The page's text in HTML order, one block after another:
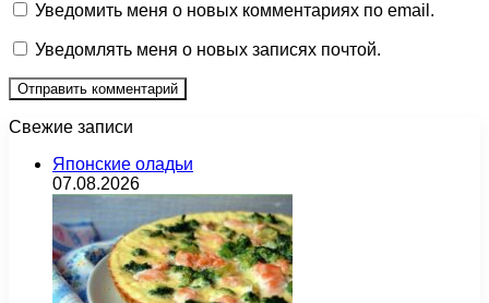
Уведомить меня о новых комментариях по email.
Уведомлять меня о новых записях почтой.
Свежие записи
Японские оладьи
07.08.2026